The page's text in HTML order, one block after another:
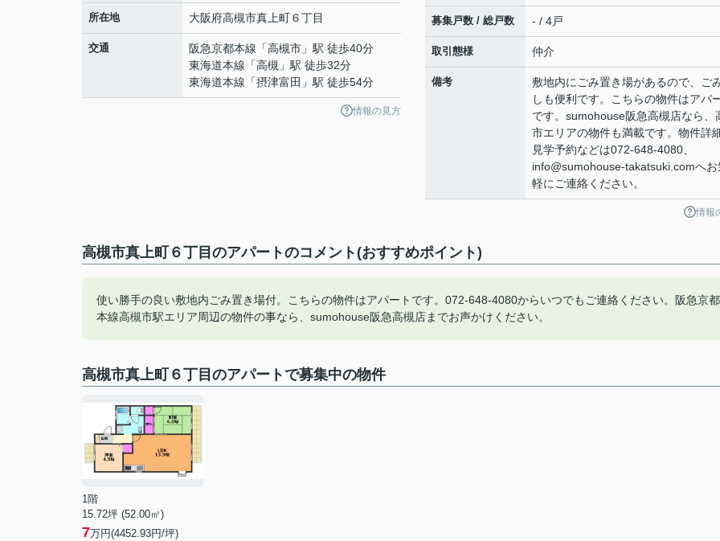
所在地 大阪府高槻市真上町６丁目
交通 阪急京都本線 「高槻市 」駅 徒歩40分
東海道本線 「高槻 」駅 徒歩32分
東海道本線 「摂津富田 」駅 徒歩54分
情報の見方
募集戸数 / 総戸数 - / 4戸
取引態様 仲介
備考
敷地内にごみ置き場があるので、ご
しも便利です。こちらの物件はアパ
です。sumohouse阪急高槻店なら、
市エリアの物件も満載です。物件詳細
見学予約などは072-648-4080、
info@sumohouse-takatsuki.comへお
軽にご連絡ください。
情報
高槻市真上町６丁目のアパートのコメント(おすすめポイント)
使い勝手の良い敷地内ごみ置き場付。こちらの物件はアパートです。072-648-4080からいつでもご連絡ください。阪急京都
本線高槻市駅エリア周辺の物件の事なら、sumohouse阪急高槻店までお声かけください。
高槻市真上町６丁目のアパートで募集中の物件
1階
15.72坪 (52.00㎡)
7万円(4452.93円/坪)